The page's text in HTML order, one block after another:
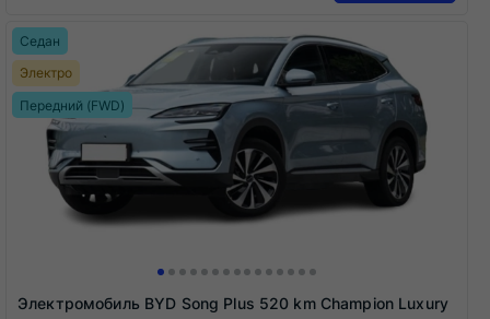
Седан
Электро
Передний (FWD)
Электромобиль BYD Song Plus 520 km Champion Luxury